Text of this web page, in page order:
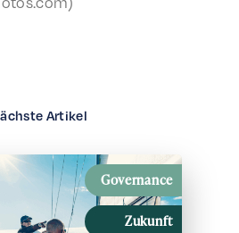
Artikel
Governance
Zukunft